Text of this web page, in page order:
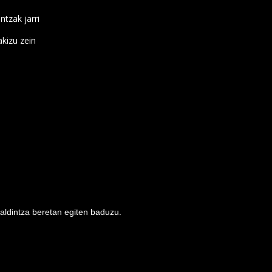
jarri
zein
beretan egiten baduzu.